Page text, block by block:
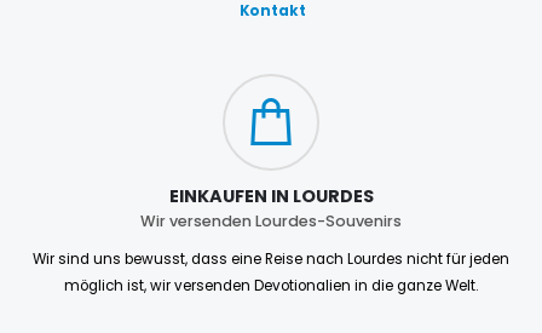
Kontakt
EINKAUFEN IN LOURDES
Wir versenden Lourdes-Souvenirs
Wir sind uns bewusst, dass eine Reise nach Lourdes nicht für jeden
möglich ist, wir versenden Devotionalien in die ganze Welt.